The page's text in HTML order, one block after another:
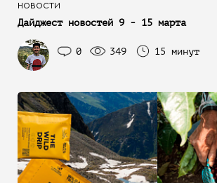
НОВОСТИ
Дайджест новостей 9 - 15 марта
0 349 15 минут